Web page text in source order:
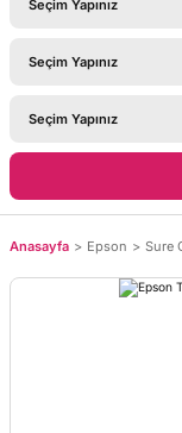
Anasayfa Epson Sure